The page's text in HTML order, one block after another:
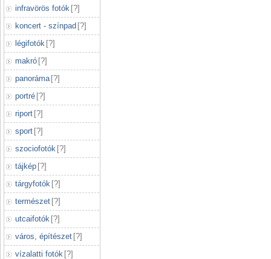
infravörös fotók [?]
koncert - színpad [?]
légifotók [?]
makró [?]
panoráma [?]
portré [?]
riport [?]
sport [?]
szociofotók [?]
tájkép [?]
tárgyfotók [?]
természet [?]
utcaifotók [?]
város, építészet [?]
vízalatti fotók [?]